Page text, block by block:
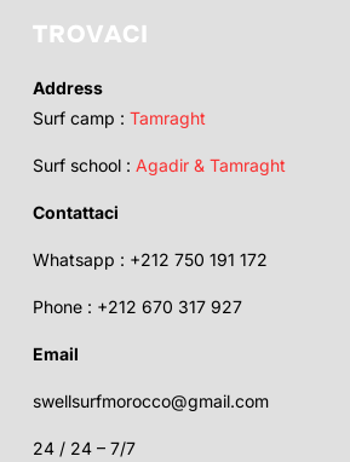
TROVACI
Address
Surf camp : Tamraght
Surf school : Agadir & Tamraght
Contattaci
Whatsapp : +212 750 191 172
Phone : +212 670 317 927
Email
swellsurfmorocco@gmail.com
24 / 24 – 7/7